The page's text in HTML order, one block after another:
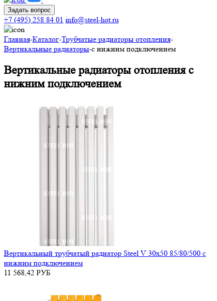
Задать вопрос
+7 (495) 258 84 01 info@steel-hot.ru
Главная-Каталог-Трубчатые радиаторы отопления-
Вертикальные радиаторы-с нижним подключением
Вертикальные радиаторы отопления с
нижним подключением
Вертикальный трубчатый радиатор Steel V 30х50 85/80/500 с
нижним подключением
11 568,42 РУБ